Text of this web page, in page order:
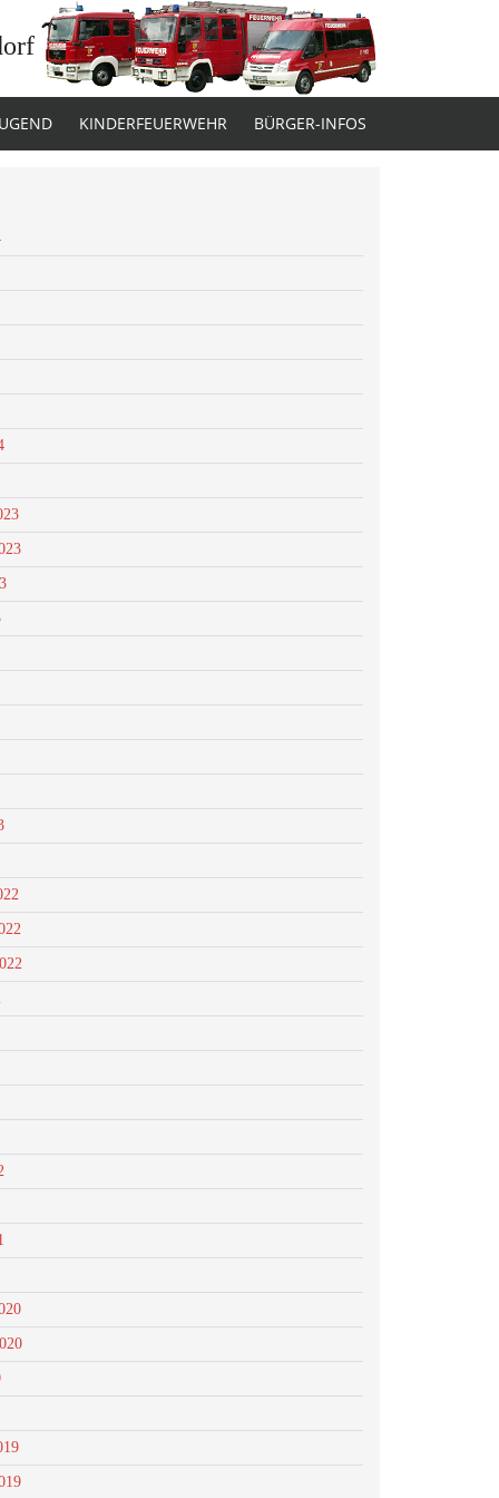
KINDERFEUERWEHR BÜRGER-INFOS